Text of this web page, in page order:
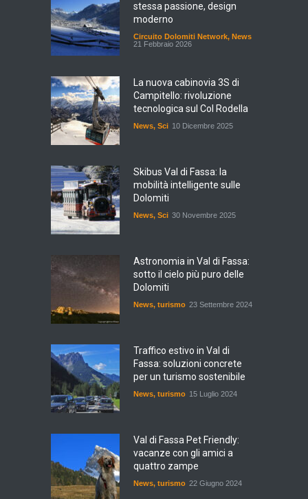
stessa passione, design
moderno
Circuito Dolomiti Network, News
21 Febbraio 2026
La nuova cabinovia 3S di
Campitello: rivoluzione
tecnologica sul Col Rodella
News, Sci 10 Dicembre 2025
Skibus Val di Fassa: la
mobilità intelligente sulle
Dolomiti
News, Sci 30 Novembre 2025
Astronomia in Val di Fassa:
sotto il cielo più puro delle
Dolomiti
News, turismo 23 Settembre 2024
Traffico estivo in Val di
Fassa: soluzioni concrete
per un turismo sostenibile
News, turismo 15 Luglio 2024
Val di Fassa Pet Friendly:
vacanze con gli amici a
quattro zampe
News, turismo 22 Giugno 2024